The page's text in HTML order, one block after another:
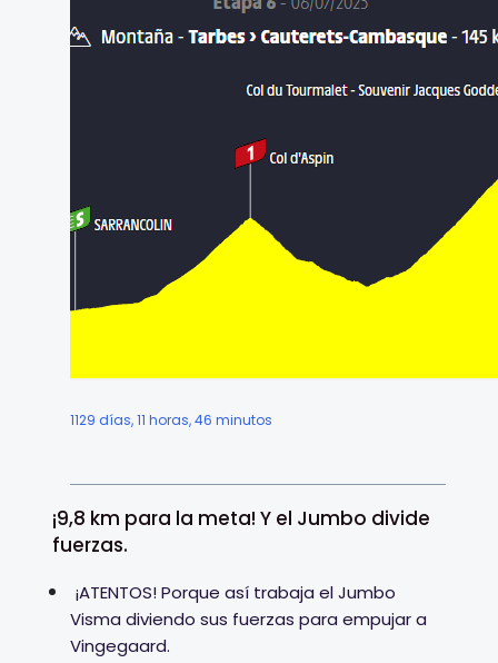
1129 días, 11 horas, 46 minutos
¡9,8 km para la meta! Y el Jumbo divide
fuerzas.
¡ATENTOS! Porque así trabaja el Jumbo
Visma diviendo sus fuerzas para empujar a
Vingegaard.